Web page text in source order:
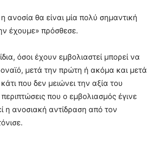
ανοσία θα είναι μία πολύ σημαντική
έχουμε» πρόσθεσε.
όσοι έχουν εμβολιαστεί μπορεί να
μετά την πρώτη ή ακόμα και μετά
που δεν μειώνει την αξία του
περιπτώσεις που ο εμβολιασμός έγινε
η ανοσιακή αντίδραση από τον